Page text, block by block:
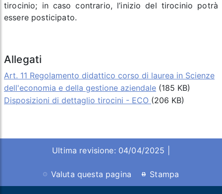
tirocinio; in caso contrario, l’inizio del tirocinio potrà
essere posticipato.
Allegati
Art. 11 Regolamento didattico corso di laurea in Scienze
dell'economia e della gestione aziendale (185 KB)
Disposizioni di dettaglio tirocini - ECO (206 KB)
Ultima revisione: 04/04/2025 |
Valuta questa pagina Stampa